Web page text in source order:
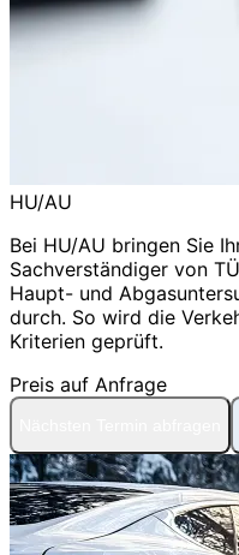
HU/AU
Bei HU/AU bringen Sie
Sachverständiger von
Haupt- und
durch. So wird die
Kriterien geprüft.
Preis auf Anfrage